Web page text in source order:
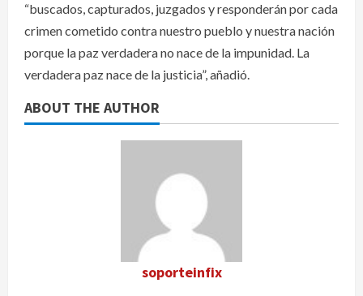
“buscados, capturados, juzgados y responderán por cada
crimen cometido contra nuestro pueblo y nuestra nación
porque la paz verdadera no nace de la impunidad. La
verdadera paz nace de la justicia”, añadió.
ABOUT THE AUTHOR
soporteinfix